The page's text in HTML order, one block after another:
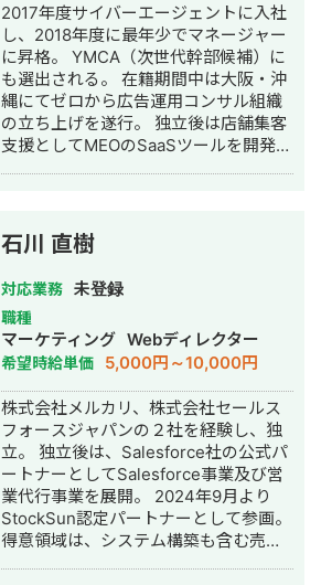
2017年度サイバーエージェントに入社
し、2018年度に最年少でマネージャー
に昇格。 YMCA（次世代幹部候補）に
も選出される。 在籍期間中は大阪・沖
縄にてゼロから広告運用コンサル組織
の立ち上げを遂行。 独立後は店舗集客
支援としてMEOのSaaSツールを開発・
石川 直樹
対応業務 未登録
職種
マーケティング Webディレクター
希望時給単価 5,000円～10,000円
株式会社メルカリ、株式会社セールス
フォースジャパンの２社を経験し、独
立。 独立後は、Salesforce社の公式パ
ートナーとしてSalesforce事業及び営
業代行事業を展開。 2024年9月より
StockSun認定パートナーとして参画。
得意領域は、システム構築も含む売上